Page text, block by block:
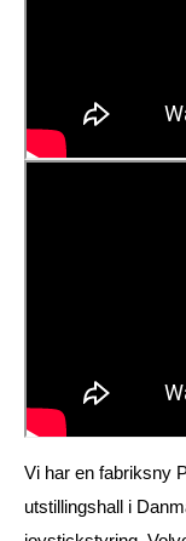
Vi har en fabriksny
utstillingshall i